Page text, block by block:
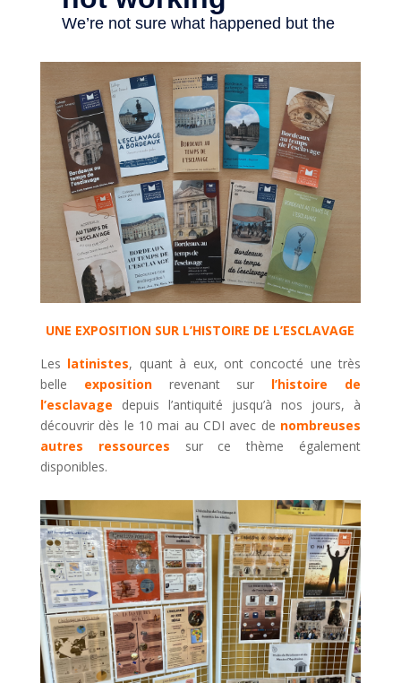
UNE EXPOSITION SUR L’HISTOIRE DE L’ESCLAVAGE
Les latinistes, quant à eux, ont concocté une très
belle expositionrevenant sur l’histoire de
l’esclavage depuis l’antiquité jusqu’à nos jours, à
découvrir dès le 10 mai au CDI avec de nombreuses
autres ressources sur ce thème également
disponibles.